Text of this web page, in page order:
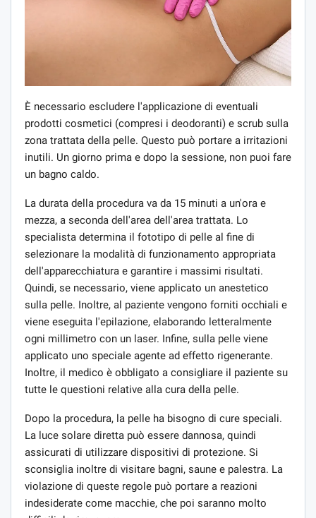
È necessario escludere l'applicazione di eventuali
prodotti cosmetici (compresi i deodoranti) e scrub sulla
zona trattata della pelle. Questo può portare a irritazioni
inutili. Un giorno prima e dopo la sessione, non puoi fare
un bagno caldo.
La durata della procedura va da 15 minuti a un'ora e
mezza, a seconda dell'area dell'area trattata. Lo
specialista determina il fototipo di pelle al fine di
selezionare la modalità di funzionamento appropriata
dell'apparecchiatura e garantire i massimi risultati.
Quindi, se necessario, viene applicato un anestetico
sulla pelle. Inoltre, al paziente vengono forniti occhiali e
viene eseguita l'epilazione, elaborando letteralmente
ogni millimetro con un laser. Infine, sulla pelle viene
applicato uno speciale agente ad effetto rigenerante.
Inoltre, il medico è obbligato a consigliare il paziente su
tutte le questioni relative alla cura della pelle.
Dopo la procedura, la pelle ha bisogno di cure speciali.
La luce solare diretta può essere dannosa, quindi
assicurati di utilizzare dispositivi di protezione. Si
sconsiglia inoltre di visitare bagni, saune e palestra. La
violazione di queste regole può portare a reazioni
indesiderate come macchie, che poi saranno molto